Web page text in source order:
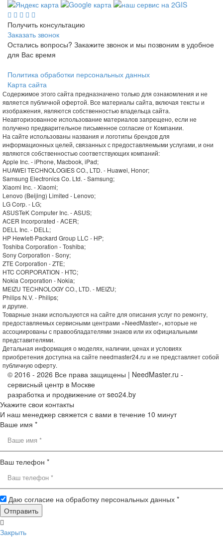
Получить консультацию
Заказать звонок
Остались вопросы? Закажите звонок и мы позвоним в удобное
для Вас время
Политика обработки персональных данных
Карта сайта
Содержимое этого сайта предназначено только для ознакомления и не
является публичной офертой. Все материалы сайта, включая тексты и
изображения, являются собственностью владельца сайта.
Неавторизованное использование материалов запрещено, если не
получено предварительное письменное согласие от Компании.
На сайте использованы названия и логотипы брендов для
информационных целей, связанных с предоставляемыми услугами, и они
являются собственностью соответствующих компаний:
Apple Inc. - iPhone, Macbook, iPad;
HUAWEI TECHNOLOGIES CO., LTD. - Huawei, Honor;
Samsung Electronics Co. Ltd. - Samsung;
Xiaomi Inc. - Xiaomi;
Lenovo (Beijing) Limited - Lenovo;
LG Corp. - LG;
ASUSTeK Computer Inc. - ASUS;
ACER Incorporated - ACER;
DELL Inc. - DELL;
HP Hewlett-Packard Group LLC - HP;
Toshiba Corporation - Toshiba;
Sony Corporation - Sony;
ZTE Corporation - ZTE;
HTC CORPORATION - HTC;
Nokia Corporation - Nokia;
MEIZU TECHNOLOGY CO., LTD. - MEIZU;
Philips N.V. - Philips;
и другие.
Товарные знаки используются на сайте для описания услуг по ремонту,
предоставляемых сервисными центрами «NeedMaster», которые не
ассоциированы с правообладателями знаков или их официальными
представителями.
Детальная информация о моделях, наличии, ценах и условиях
приобретения доступна на сайте needmaster24.ru и не представляет собой
публичную оферту.
© 2016 - 2026 Все права защищены | NeedMaster.ru -
сервисный центр в Москве
разработка и продвижение от seo24.by
Укажите свои контакты
И наш менеджер свяжется с вами в течение 10 минут
Ваше имя *
Ваш телефон *
Даю согласие на обработку персональных данных *
Закрыть